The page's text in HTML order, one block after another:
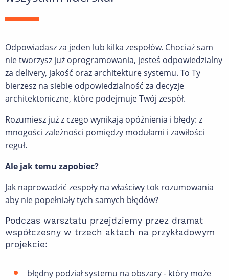
Odpowiadasz za jeden lub kilka zespołów. Chociaż sam
nie tworzysz już oprogramowania, jesteś odpowiedzialny
za delivery, jakość oraz architekturę systemu. To Ty
bierzesz na siebie odpowiedzialność za decyzje
architektoniczne, które podejmuje Twój zespół.
Rozumiesz już z czego wynikają opóźnienia i błędy: z
mnogości zależności pomiędzy modułami i zawiłości
reguł.
Ale jak temu zapobiec?
Jak naprowadzić zespoły na właściwy tok rozumowania
aby nie popełniały tych samych błędów?
Podczas warsztatu przejdziemy przez dramat
współczesny w trzech aktach na przykładowym
projekcie:
błędny podział systemu na obszary - który może